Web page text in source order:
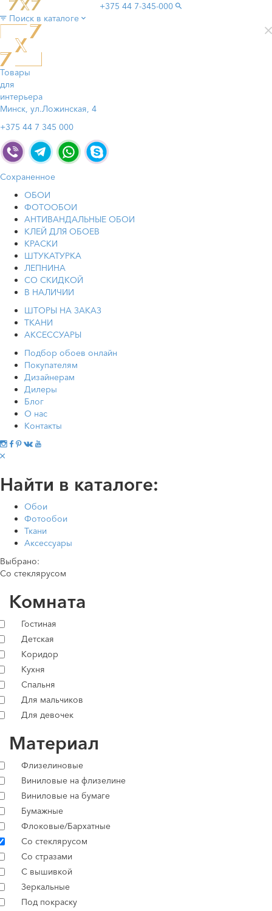
+375 44 7-345-000
Поиск в каталоге
Товары
для
интерьера
Минск, ул.Ложинская, 4
+375 44 7 345 000
Сохраненное
ОБОИ
ФОТООБОИ
АНТИВАНДАЛЬНЫЕ ОБОИ
КЛЕЙ ДЛЯ ОБОЕВ
КРАСКИ
ШТУКАТУРКА
ЛЕПНИНА
СО СКИДКОЙ
В НАЛИЧИИ
ШТОРЫ НА ЗАКАЗ
ТКАНИ
АКСЕССУАРЫ
Подбор обоев онлайн
Покупателям
Дизайнерам
Дилеры
Блог
О нас
Контакты
Найти в каталоге:
Обои
Фотообои
Ткани
Аксессуары
Выбрано:
Со стеклярусом
Комната
Гостиная
Детская
Коридор
Кухня
Спальня
Для мальчиков
Для девочек
Материал
Флизелиновые
Виниловые на флизелине
Виниловые на бумаге
Бумажные
Флоковые/Бархатные
Со стеклярусом
Со стразами
С вышивкой
Зеркальные
Под покраску